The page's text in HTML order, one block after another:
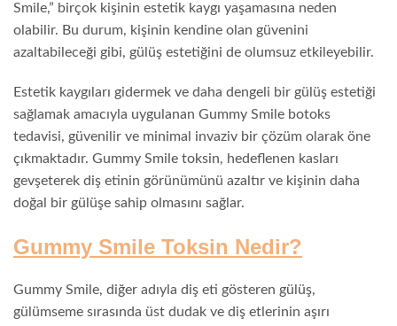
Smile,” birçok kişinin estetik kaygı yaşamasına neden
olabilir. Bu durum, kişinin kendine olan güvenini
azaltabileceği gibi, gülüş estetiğini de olumsuz etkileyebilir.
Estetik kaygıları gidermek ve daha dengeli bir gülüş estetiği
sağlamak amacıyla uygulanan Gummy Smile botoks
tedavisi, güvenilir ve minimal invaziv bir çözüm olarak öne
çıkmaktadır. Gummy Smile toksin, hedeflenen kasları
gevşeterek diş etinin görünümünü azaltır ve kişinin daha
doğal bir gülüşe sahip olmasını sağlar.
Gummy Smile Toksin Nedir?
Gummy Smile, diğer adıyla diş eti gösteren gülüş,
gülümseme sırasında üst dudak ve diş etlerinin aşırı